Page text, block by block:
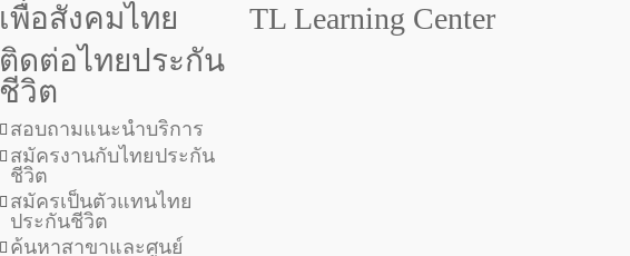
เพื่อสังคมไทย
ติดต่อไทยประกัน
ชีวิต
สอบถามแนะนำบริการ
สมัครงานกับไทยประกัน
ชีวิต
สมัครเป็นตัวแทนไทย
ประกันชีวิต
ค้นหาสาขาและศูนย์
TL Learning Center